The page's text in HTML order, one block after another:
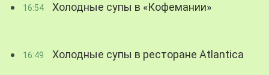
16:54 Холодные супы в «Кофемании»
16:49 Холодные супы в ресторане Atlantica